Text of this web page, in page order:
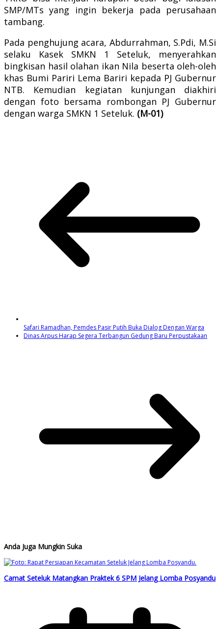
SMP/MTs yang ingin bekerja pada perusahaan
tambang.
Pada penghujung acara, Abdurrahman, S.Pdi, M.Si
selaku Kasek SMKN 1 Seteluk, menyerahkan
bingkisan hasil olahan ikan Nila beserta oleh-oleh
khas Bumi Pariri Lema Bariri kepada PJ Gubernur
NTB. Kemudian kegiatan kunjungan diakhiri
dengan foto bersama rombongan PJ Gubernur
dengan warga SMKN 1 Seteluk. (M-01)
Safari Ramadhan, Pemdes Pasir Putih Buka Dialog Dengan Warga
Dinas Arpus Harap Segera Terbangun Gedung Baru Perpustakaan
Anda Juga Mungkin Suka
Camat Seteluk Matangkan Praktek 6 SPM Jelang Lomba Posyandu